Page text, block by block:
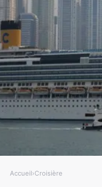
Accueil›Croisière